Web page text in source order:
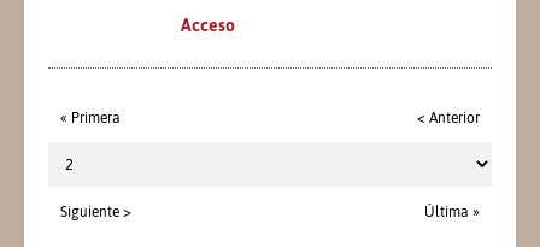
Acceso
« Primera < Anterior
Siguiente > Última »